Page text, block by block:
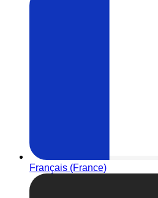
Français (France)